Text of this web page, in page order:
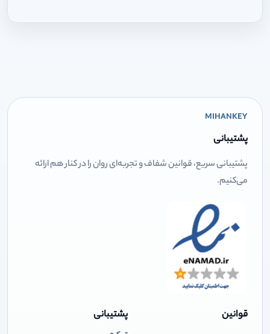
MIHANKEY
پشتیبانی
پشتیبانی سریع، قوانین شفاف و تجربه‌ای روان را در کنار هم ارائه
می‌کنیم.
قوانین پشتیبانی